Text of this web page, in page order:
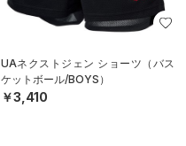
UAネクストジェン ショーツ（バス
ケットボール/BOYS）
￥3,410